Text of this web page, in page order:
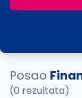
Posao
(0 rezultata)